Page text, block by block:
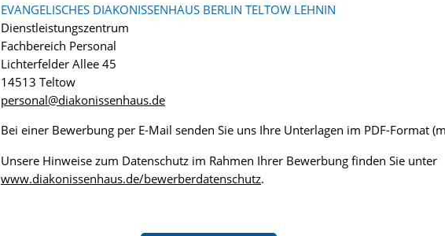
EVANGELISCHES DIAKONISSENHAUS BERLIN TELTOW LEHNIN
Dienstleistungszentrum
Fachbereich Personal
Lichterfelder Allee 45
14513 Teltow
personal@diakonissenhaus.de
Bei einer Bewerbung per E-Mail senden Sie uns Ihre Unterlagen im PDF-Format
Unsere Hinweise zum Datenschutz im Rahmen Ihrer Bewerbung finden Sie unter
www.diakonissenhaus.de/bewerberdatenschutz.